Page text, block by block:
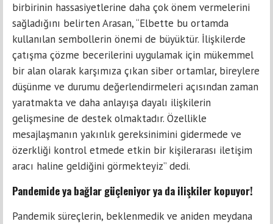
birbirinin hassasiyetlerine daha çok önem vermelerini
sağladığını belirten Arasan, “Elbette bu ortamda
kullanılan sembollerin önemi de büyüktür. İlişkilerde
çatışma çözme becerilerini uygulamak için mükemmel
bir alan olarak karşımıza çıkan siber ortamlar, bireylere
düşünme ve durumu değerlendirmeleri açısından zaman
yaratmakta ve daha anlayışa dayalı ilişkilerin
gelişmesine de destek olmaktadır. Özellikle
mesajlaşmanın yakınlık gereksinimini gidermede ve
özerkliği kontrol etmede etkin bir kişilerarası iletişim
aracı haline geldiğini görmekteyiz” dedi.
Pandemide ya bağlar güçleniyor ya da ilişkiler kopuyor!
Pandemik süreçlerin, beklenmedik ve aniden meydana